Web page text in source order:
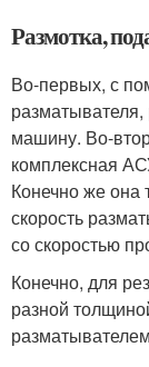
Размотка,
Во-первых, с
машину. Во-
комплексная
Конечно же она
скорость
со скоростью
Конечно, для
разной